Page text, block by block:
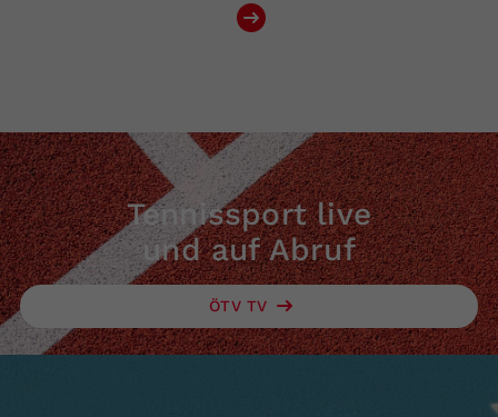
Tennissport live
und auf Abruf
ÖTV TV